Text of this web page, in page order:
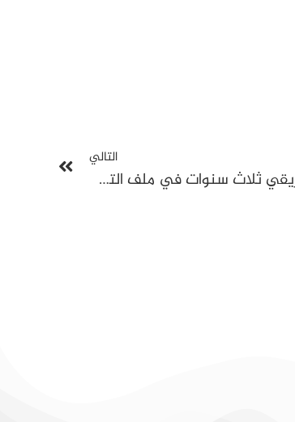
التالي
محكمة الاستئناف تؤيد سجن عفيف الفريقي ثلاث سنوات في ملف التصرف المالي بجمعية الوقاية من حوادث المرور